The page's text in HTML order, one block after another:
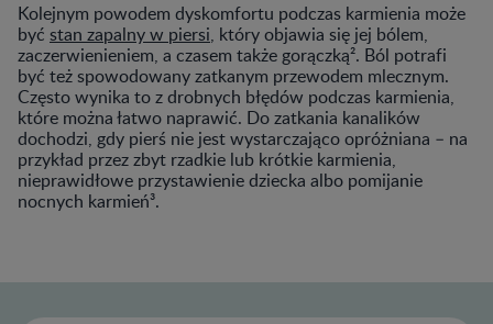
Kolejnym powodem dyskomfortu podczas karmienia może
być stan zapalny w piersi, który objawia się jej bólem,
zaczerwienieniem, a czasem także gorączką². Ból potrafi
być też spowodowany zatkanym przewodem mlecznym.
Często wynika to z drobnych błędów podczas karmienia,
które można łatwo naprawić. Do zatkania kanalików
dochodzi, gdy pierś nie jest wystarczająco opróżniana – na
przykład przez zbyt rzadkie lub krótkie karmienia,
nieprawidłowe przystawienie dziecka albo pomijanie
nocnych karmień³.